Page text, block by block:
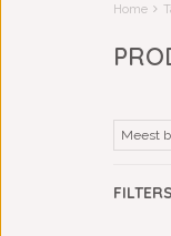
Home
FILTERS